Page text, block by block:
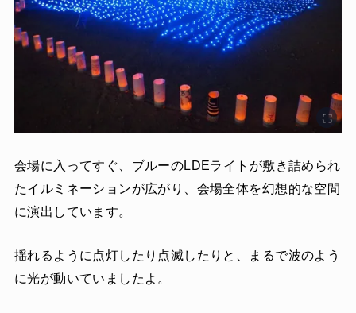
会場に入ってすぐ、ブルーのLDEライトが敷き詰められ
たイルミネーションが広がり、会場全体を幻想的な空間
に演出しています。
揺れるように点灯したり点滅したりと、まるで波のよう
に光が動いていましたよ。